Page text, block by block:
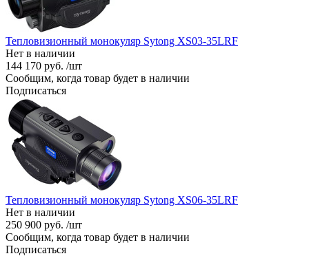
Тепловизионный монокуляр Sytong XS03-35LRF
Нет в наличии
144 170 руб. /шт
Сообщим, когда товар будет в наличии
Подписаться
Тепловизионный монокуляр Sytong XS06-35LRF
Нет в наличии
250 900 руб. /шт
Сообщим, когда товар будет в наличии
Подписаться